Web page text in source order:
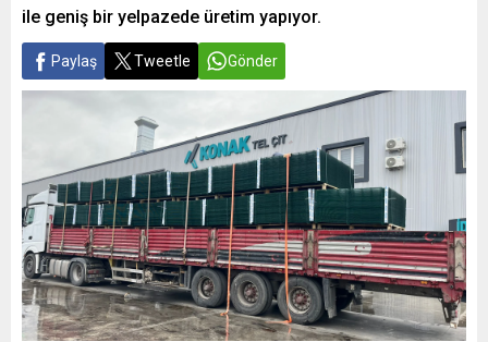
ile geniş bir yelpazede üretim yapıyor.
Paylaş Tweetle Gönder